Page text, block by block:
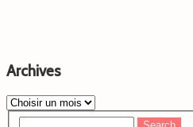
Archives